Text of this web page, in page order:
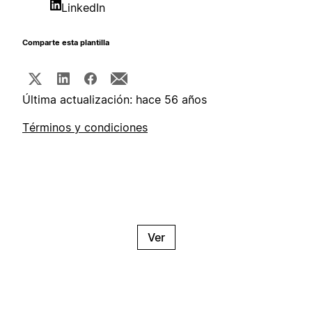
LinkedIn
Comparte esta plantilla
Última actualización: hace 56 años
Términos y condiciones
Ver